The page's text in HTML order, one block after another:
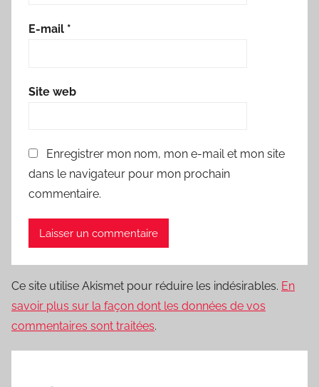
E-mail *
Site web
Enregistrer mon nom, mon e-mail et mon site
dans le navigateur pour mon prochain
commentaire.
Ce site utilise Akismet pour réduire les indésirables. En
savoir plus sur la façon dont les données de vos
commentaires sont traitées.